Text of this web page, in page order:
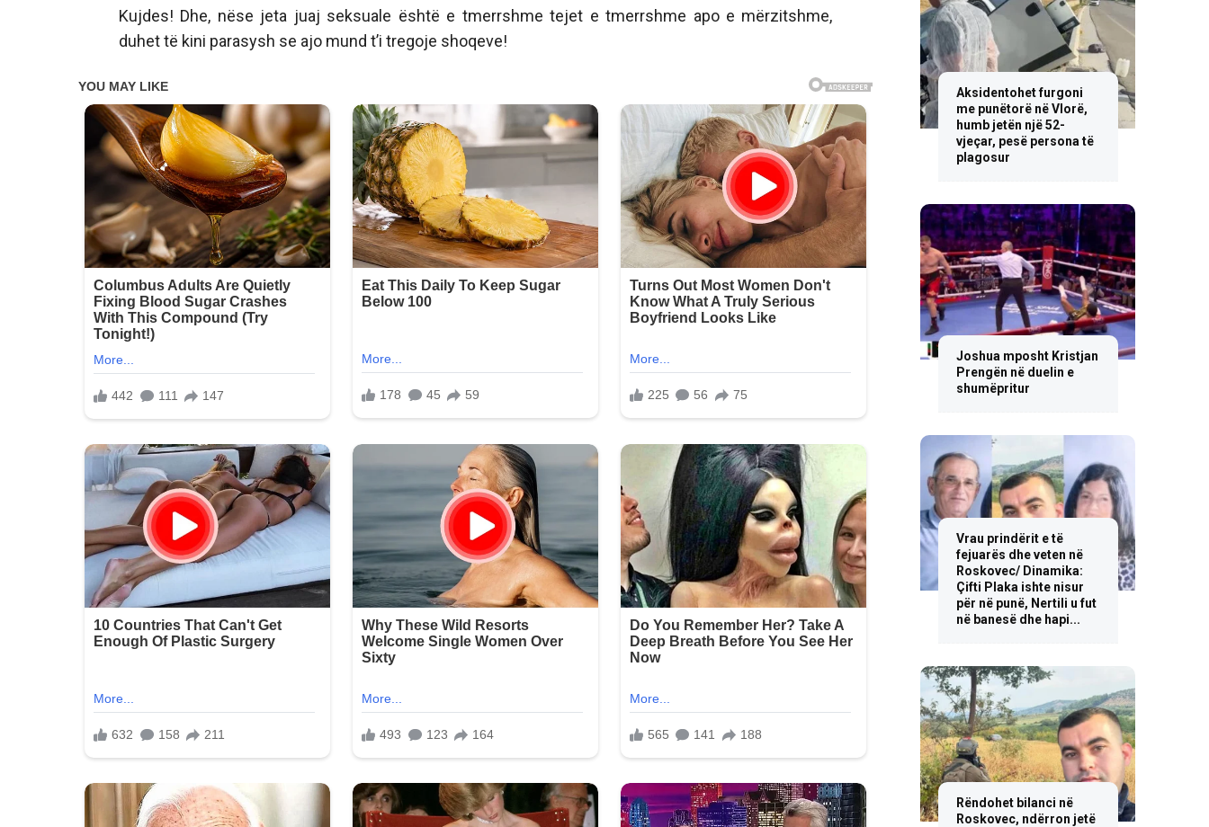
Kujdes! Dhe, nëse jeta juaj seksuale është e tmerrshme tejet e tmerrshme apo e mërzitshme,
duhet të kini parasysh se ajo mund t’i tregoje shoqeve!
Aksidentohet furgoni
me punëtorë në Vlorë,
humb jetën një 52-
vjeçar, pesë persona të
plagosur
Joshua mposht Kristjan
Prengën në duelin e
shumëpritur
Vrau prindërit e të
fejuarës dhe veten në
Roskovec/ Dinamika:
Çifti Plaka ishte nisur
për në punë, Nertili u fut
në banesë dhe hapi...
Rëndohet bilanci në
Roskovec, ndërron jetë